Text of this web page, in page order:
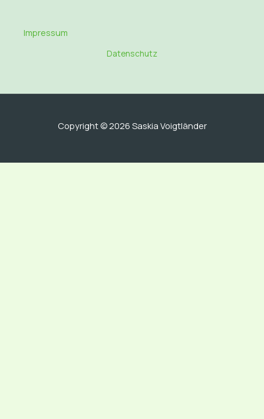
Impressum
Datenschutz
Copyright © 2026 Saskia Voigtländer